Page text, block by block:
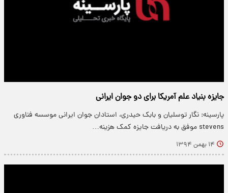
جایزه بنیاد علم آمریکا برای دو جوان ایرانی
پارسینه: نگار توسلیان و بابک حیدری، استادان جوان ایرانی موسسه فناوری
stevens موفق به دریافت جایزه کمک هزینه…
۱۴ بهمن ۱۳۹۴